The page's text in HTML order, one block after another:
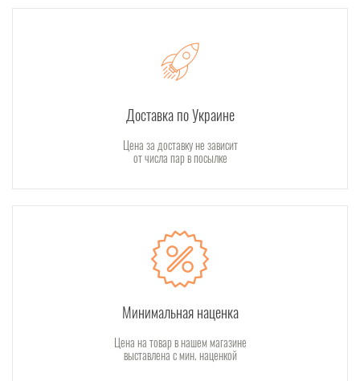
Доставка по Украине
Цена за доставку не зависит
от числа пар в посылке
Минимальная наценка
Цена на товар в нашем магазине
выставлена с мин. наценкой